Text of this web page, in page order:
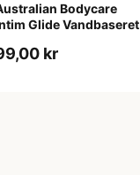
Bodycare
Glide Vandbaseret
kr